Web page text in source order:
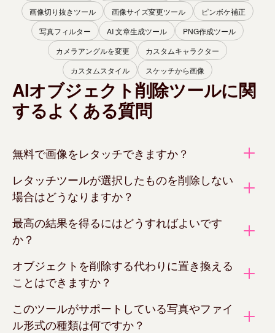
画像切り抜きツール
画像サイズ変更ツール
ピンボケ補正
写真フィルター
AI 文章生成ツール
PNG作成ツール
カメラアングルを変更
カスタムキャラクター
カスタムスタイル
スケッチから画像
AIオブジェクト削除ツールに関
するよくある質問
無料で画像をレタッチできますか？
レタッチツールが選択したものを削除しない
場合はどうなりますか？
最高の結果を得るにはどうすればよいです
か？
オブジェクトを削除する代わりに置き換える
ことはできますか？
このツールがサポートしている写真やファイ
ル形式の種類は何ですか？